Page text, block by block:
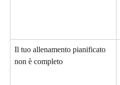
Il tuo allenamento pianificato
non è completo